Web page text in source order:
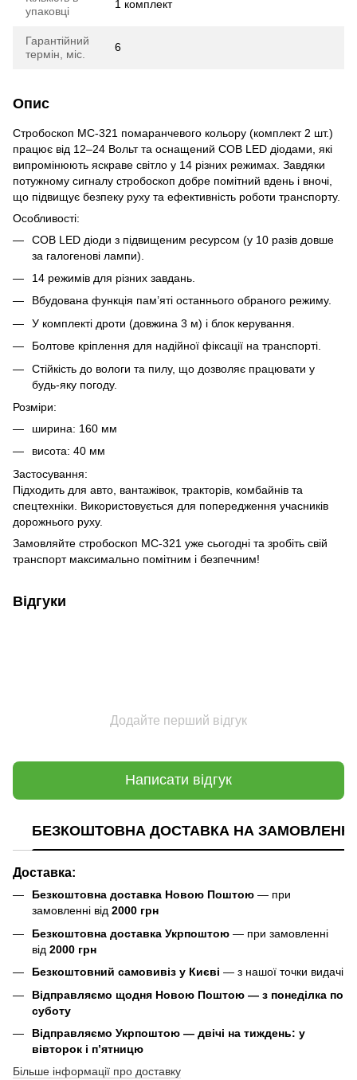
упаковці
1 комплект
Гарантійний
термін, міс.
6
Опис
Стробоскоп МС-321 помаранчевого кольору (комплект 2 шт.)
працює від 12–24 Вольт та оснащений COB LED діодами, які
випромінюють яскраве світло у 14 різних режимах. Завдяки
потужному сигналу стробоскоп добре помітний вдень і вночі,
що підвищує безпеку руху та ефективність роботи транспорту.
Особливості:
COB LED діоди з підвищеним ресурсом (у 10 разів довше
за галогенові лампи).
14 режимів для різних завдань.
Вбудована функція пам’яті останнього обраного режиму.
У комплекті дроти (довжина 3 м) і блок керування.
Болтове кріплення для надійної фіксації на транспорті.
Стійкість до вологи та пилу, що дозволяє працювати у
будь-яку погоду.
Розміри:
ширина: 160 мм
висота: 40 мм
Застосування:
Підходить для авто, вантажівок, тракторів, комбайнів та
спецтехніки. Використовується для попередження учасників
дорожнього руху.
Замовляйте стробоскоп МС-321 уже сьогодні та зробіть свій
транспорт максимально помітним і безпечним!
Відгуки
Додайте перший відгук
Написати відгук
БЕЗКОШТОВНА ДОСТАВКА НА ЗАМОВЛЕННЯ
Доставка:
Безкоштовна доставка Новою Поштою — при
замовленні від 2000 грн
Безкоштовна доставка Укрпоштою — при замовленні
від 2000 грн
Безкоштовний самовивіз у Києві — з нашої точки видачі
Відправляємо щодня Новою Поштою — з понеділка по
суботу
Відправляємо Укрпоштою — двічі на тиждень: у
вівторок і п’ятницю
Більше інформації про доставку